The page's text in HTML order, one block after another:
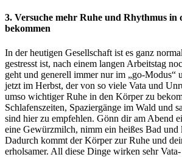
3. Versuche mehr Ruhe und Rhythmus in
bekommen
In der heutigen Gesellschaft ist es ganz
gestresst ist, nach einem langen Arbeitstag
geht und generell immer nur im „go-Modus“
jetzt im Herbst, der von so viele Vata und
umso wichtiger Ruhe in den Körper zu
Schlafenszeiten, Spaziergänge im Wald und
sind hier zu empfehlen. Gönn dir am Abend
eine Gewürzmilch, nimm ein heißes Bad und
Dadurch kommt der Körper zur Ruhe und
erholsamer. All diese Dinge wirken sehr